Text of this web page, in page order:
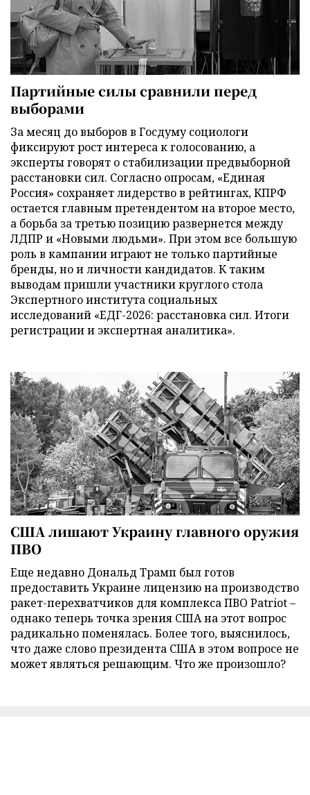
Партийные силы сравнили перед
выборами
За месяц до выборов в Госдуму социологи
фиксируют рост интереса к голосованию, а
эксперты говорят о стабилизации предвыборной
расстановки сил. Согласно опросам, «Единая
Россия» сохраняет лидерство в рейтингах, КПРФ
остается главным претендентом на второе место,
а борьба за третью позицию развернется между
ЛДПР и «Новыми людьми». При этом все большую
роль в кампании играют не только партийные
бренды, но и личности кандидатов. К таким
выводам пришли участники круглого стола
Экспертного института социальных
исследований «ЕДГ-2026: расстановка сил. Итоги
регистрации и экспертная аналитика».
США лишают Украину главного оружия
ПВО
Еще недавно Дональд Трамп был готов
предоставить Украине лицензию на производство
ракет-перехватчиков для комплекса ПВО Patriot –
однако теперь точка зрения США на этот вопрос
радикально поменялась. Более того, выяснилось,
что даже слово президента США в этом вопросе не
может являться решающим. Что же произошло?